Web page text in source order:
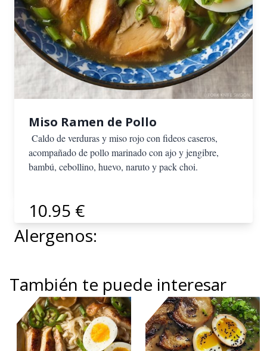
Miso Ramen de Pollo
Caldo de verduras y miso rojo con fideos caseros,
acompañado de pollo marinado con ajo y jengibre,
bambú, cebollino, huevo, naruto y pack choi.
10.95 €
Alergenos:
También te puede interesar